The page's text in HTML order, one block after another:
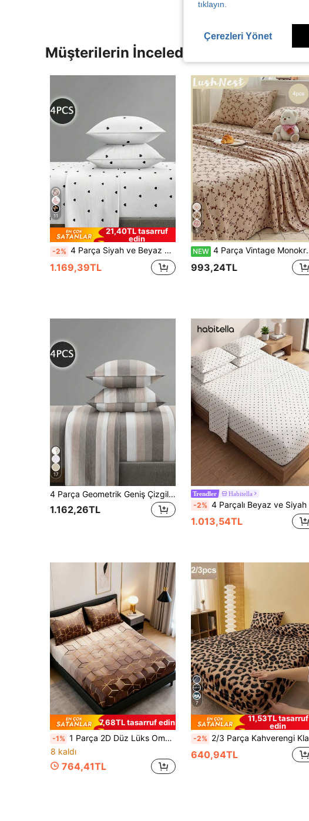
Müşterilerin İncelediği Diğer Ürünler
11
21,40TL tasarruf
edin
-2% 4 Parça Siyah ve Beyaz Kalp Desenli Nevresim Takımı, 1 Adet Lastikli Çarşaf, 1 Adet Düz Çarşaf ve 2 Adet Yastık Kılıfı Dahil, Yastık İçleri Dahil Değildir. Lastikli Çarşaf Takımı, Mevcut Bedenler: Ekstra Büyük, Büyük, Standart Çift Kişilik, Tek Kişilik. Lastikli Çarşaf Derin Cep Tasarımı, 11.8 İnç'e Kadar Yastık Kılıflarına Uygun. Yumuşak ve Nefes Alabilen, Kırışmaya Dayanıklı
1.169,39TL
5
NEW 4 Parça Vintage Monokrom Küçük Çiçek Desenli Nevresim Takımı, İçindekiler: (1 Çarşaf + 1 Nevresim + 2 Yastık Kılıfı, İç Dolgu Hariç), Günlük Polyester ve Yumuşak Sentetik Liflerden Üretilmiş, Cilt Dostu ve Konforlu, Ebeveyn Yatak Odası İçin Uygun
993,24TL
17
4 Parça Geometrik Geniş Çizgili Baskılı Nevresim Takımı, 1 Adet Lastikli Çarşaf, 1 Adet Düz Çarşaf, 2 Adet Yastık Kılıfı Dahil (Yastık İçleri Dahil Değildir), King, Queen, Full ve Twin Boyutlara Uygun, 11.8 İnç Yatak Derinliğine Kadar Uyumlu, Yumuşak, Nefes Alabilen ve Kırışmaya Dayanıklı, Okula Dönüş veya Yurt Kullanımı İçin Uygun
1.162,26TL
Trendler Habitella
-2% 4 Parçalı Beyaz ve Siyah Puantiyeli Desenli Nevresim Takımı, Kolay Bakım Süper Yumuşak Mikrofiber Nevresim Takımı (1 Düz Çarşaf + 1 Lastikli Çarşaf + 2 Yastık Kılıfı), Örme Lastikli Çarşaf Takımı 11,8 İnç'e Kadar Yatak Derinliğine Uygun, Lüks Otel Tarzı, Klasik Zamansız Puantiyeli Baskılı Nevresim Takımı, Anne, Baba ve Arkadaşlar İçin Harika Bir Hediye
1.013,54TL
7,68TL tasarruf edin
-1% 1 Parça 2D Düz Lüks Ombre Kahverengi Nevresim Takımı, Tek Kişilik/Çift Kişilik/Kraliçe Boy/Kral Boy Yataklar İçin Uygun, Makinede Yıkanabilir, Yatak Odası Dekorasyonu İçin Harika
8 kaldı
764,41TL
7
11,53TL tasarruf
edin
-2% 2/3 Parça Kahverengi Klasik Leopar Desenli Lastikli Çarşaf Seti (1 Lastikli Çarşaf + 1/2 Yastık Kılıfı), Yatak Koruyucu, Yatak Çarşafı, Yumuşak ve Nefes Alabilen, Twin, Full, Queen, King, Derin Cepli Tasarım, 11.8 İnç'e Kadar
640,94TL
tıklayın.
Çerezleri Yönet